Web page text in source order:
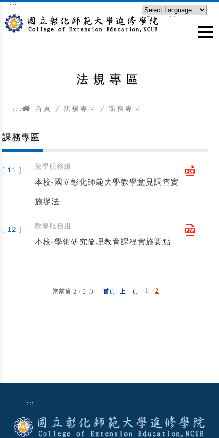
跳到主要內容區塊
:::
Powered by
法規專區
::: 首頁 / 法規專區 / 課務專區
課務專區
[ 11 ] 教學服務組
本校-國立彰化師範大學教學意見調查實
施辦法
[ 12 ] 教學服務組
本校-學術研究倫理教育課程實施要點
當前第 2 / 2 頁 首頁 上一頁 1 | 2
:::